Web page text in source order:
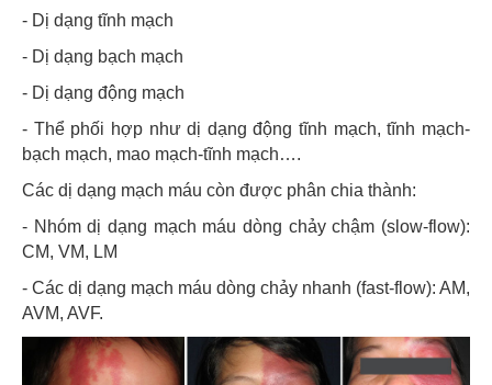
- Dị dạng tĩnh mạch
- Dị dạng bạch mạch
- Dị dạng động mạch
- Thể phối hợp như dị dạng động tĩnh mạch, tĩnh mạch-
bạch mạch, mao mạch-tĩnh mạch….
Các dị dạng mạch máu còn được phân chia thành:
- Nhóm dị dạng mạch máu dòng chảy chậm (slow-flow):
CM, VM, LM
- Các dị dạng mạch máu dòng chảy nhanh (fast-flow): AM,
AVM, AVF.